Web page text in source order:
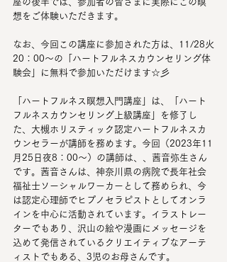
想をご体験いただきます。
なお、今回この講座に参加された方は、11/28火
20：00～の「ハートフルネスカウンセリング体
験会」に無料で参加いただけます☆彡
「ハートフルネス瞑想入門講座」は、「ハート
フルネスカウンセリング上級講座」を修了し
た、大槻ホリスティック認定ハートフルネスカ
ウンセラーが講師を務めます。今回（2023年11
月25日夜8：00～）の講師は、、茜音弥生さん
です。茜音さんは、神奈川県の病院で長年社会
福祉士ソーシャルワーカーとして務められ、今
は認定心理師でヒプノセラピストとしてオンラ
インを中心に活動されています。イラストレー
ターでもあり、沢山の絵や漫画にメッセージを
込めて発信されているクリエイティブなアーテ
ィストでもある、3児のお母さんです。